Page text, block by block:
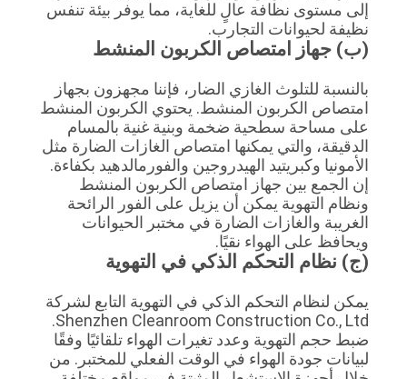
إلى مستوى نظافة عالٍ للغاية، مما يوفر بيئة تنفس
نظيفة لحيوانات التجارب.
(ب) جهاز امتصاص الكربون المنشط
بالنسبة للتلوث الغازي الضار، فإننا مجهزون بجهاز
امتصاص الكربون المنشط. يحتوي الكربون المنشط
على مساحة سطحية ضخمة وبنية غنية بالمسام
الدقيقة، والتي يمكنها امتصاص الغازات الضارة مثل
الأمونيا وكبريتيد الهيدروجين والفورمالدهيد بكفاءة.
إن الجمع بين جهاز امتصاص الكربون المنشط
ونظام التهوية يمكن أن يزيل على الفور الرائحة
الغريبة والغازات الضارة في مختبر الحيوانات
ويحافظ على الهواء نقيًا.
(ج) نظام التحكم الذكي في التهوية
يمكن لنظام التحكم الذكي في التهوية التابع لشركة
Shenzhen Cleanroom Construction Co., Ltd.
ضبط حجم التهوية وعدد تغيرات الهواء تلقائيًا وفقًا
لبيانات جودة الهواء في الوقت الفعلي للمختبر. من